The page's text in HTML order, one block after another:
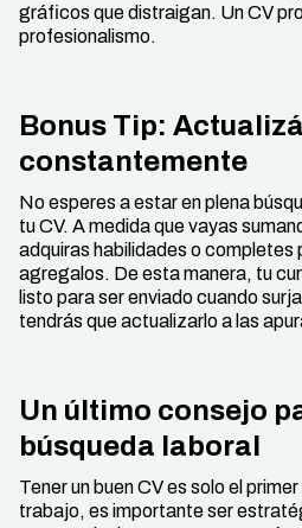
gráficos que distraigan. Un CV
profesionalismo.
Bonus Tip:
constantemente
No esperes a estar en plena
tu CV. A medida que vayas
adquiras habilidades o
agregalos. De esta manera, tu
listo para ser enviado cuando
tendrás que actualizarlo a las
Un último consejo
búsqueda laboral
Tener un buen CV es solo el
trabajo, es importante ser